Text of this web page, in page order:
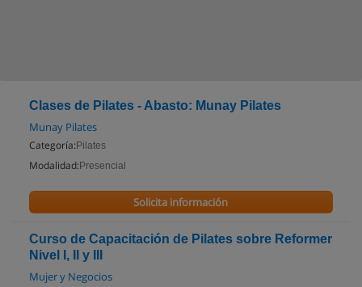
Clases de Pilates - Abasto: Munay Pilates
Munay Pilates
Categoría: Pilates
Modalidad: Presencial
Solicita información
Curso de Capacitación de Pilates sobre Reformer
Nivel I, II y III
Mujer y Negocios